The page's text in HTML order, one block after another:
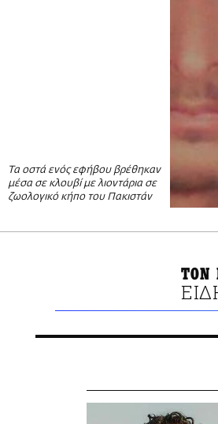
Τα οστά ενός εφήβου βρέθηκαν
μέσα σε κλουβί με λιοντάρια σε
ζωολογικό κήπο του Πακιστάν
ΤΟΝ